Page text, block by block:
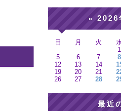
«2026
日 月 火
1
5
6 7 8
12
13 14
19
20 21
26
27 28
最近